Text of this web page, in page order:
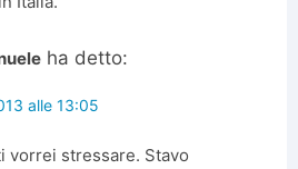
ha detto:
alle 13:05
vorrei stressare. Stavo